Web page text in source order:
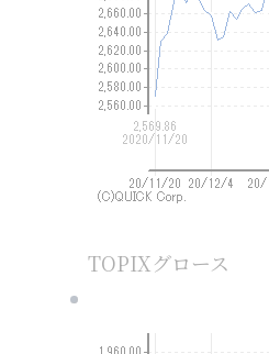
TOPIXグロース